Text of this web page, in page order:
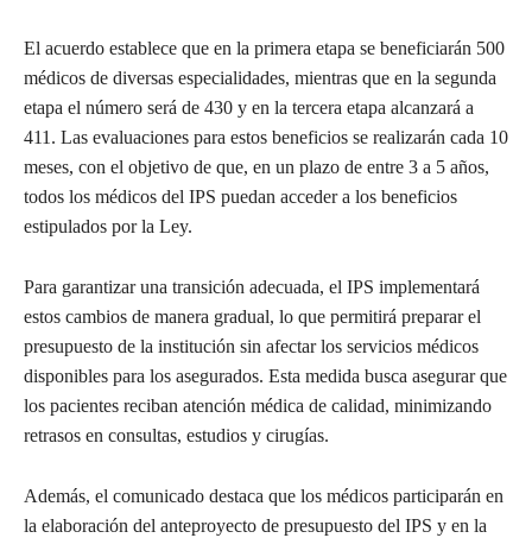
El acuerdo establece que en la primera etapa se beneficiarán 500
médicos de diversas especialidades, mientras que en la segunda
etapa el número será de 430 y en la tercera etapa alcanzará a
411. Las evaluaciones para estos beneficios se realizarán cada 10
meses, con el objetivo de que, en un plazo de entre 3 a 5 años,
todos los médicos del IPS puedan acceder a los beneficios
estipulados por la Ley.
Para garantizar una transición adecuada, el IPS implementará
estos cambios de manera gradual, lo que permitirá preparar el
presupuesto de la institución sin afectar los servicios médicos
disponibles para los asegurados. Esta medida busca asegurar que
los pacientes reciban atención médica de calidad, minimizando
retrasos en consultas, estudios y cirugías.
Además, el comunicado destaca que los médicos participarán en
la elaboración del anteproyecto de presupuesto del IPS y en la